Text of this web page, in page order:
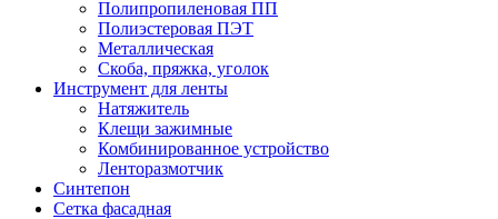
Полипропиленовая ПП
Полиэстеровая ПЭТ
Металлическая
Скоба, пряжка, уголок
Инструмент для ленты
Натяжитель
Клещи зажимные
Комбинированное устройство
Ленторазмотчик
Синтепон
Сетка фасадная